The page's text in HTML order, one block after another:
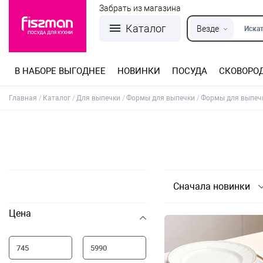
Каталог Везде
Забрать из магазина
В НАБОРЕ ВЫГОДНЕЕ НОВИНКИ ПОСУДА
Главная Каталог Для выпечки Формы для выпечки Формы для
Цена
Сначала новинки